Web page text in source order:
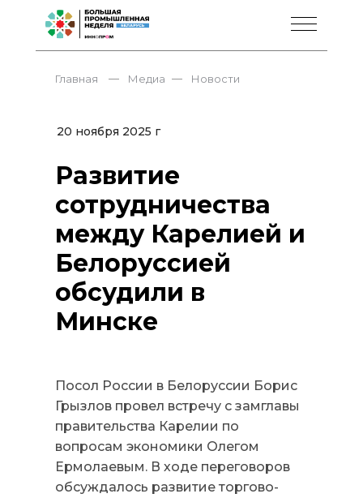
Главная Новости
— Медиа —
20 ноября 2025 г
Развитие
сотрудничества
между Карелией и
Белоруссией
обсудили в
Минске
Посол России в Белоруссии Борис
Грызлов провел встречу с замглавы
правительства Карелии по
вопросам экономики Олегом
Ермолаевым. В ходе переговоров
обсуждалось развитие торгово-